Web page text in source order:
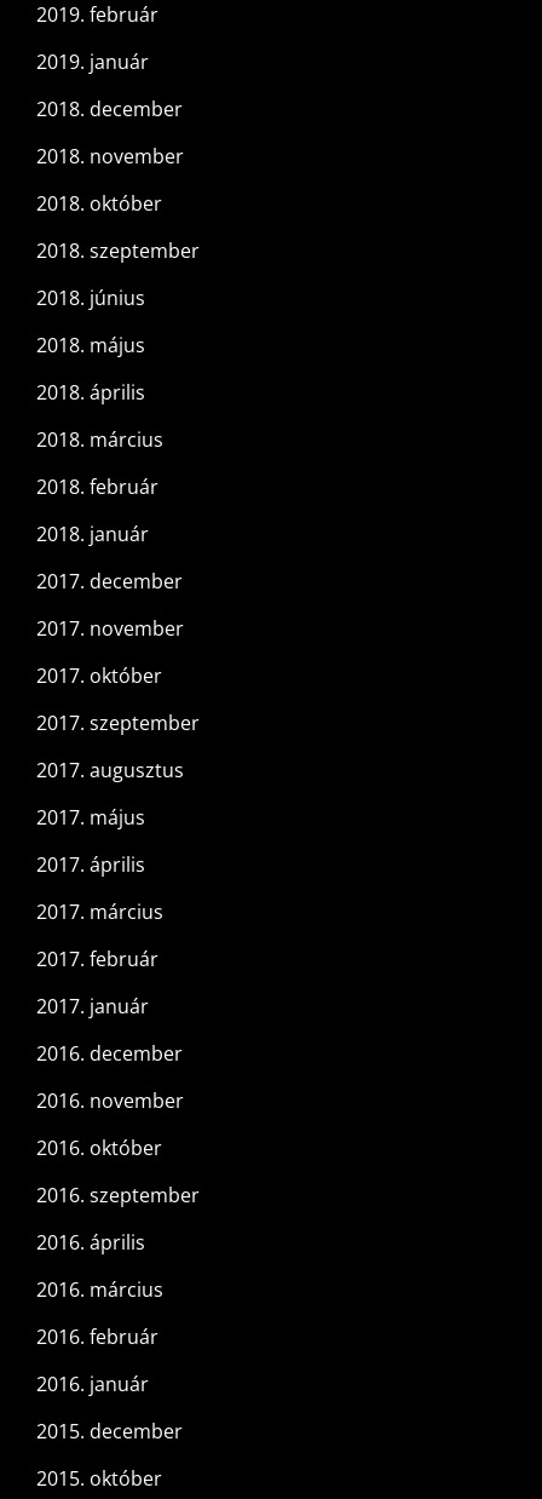
2019. február
2019. január
2018. december
2018. november
2018. október
2018. szeptember
2018. június
2018. május
2018. április
2018. március
2018. február
2018. január
2017. december
2017. november
2017. október
2017. szeptember
2017. augusztus
2017. május
2017. április
2017. március
2017. február
2017. január
2016. december
2016. november
2016. október
2016. szeptember
2016. április
2016. március
2016. február
2016. január
2015. december
2015. október